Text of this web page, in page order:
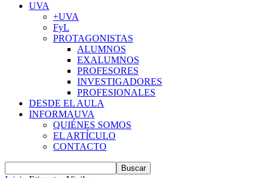
UVA
+UVA
FyL
PROTAGONISTAS
ALUMNOS
EXALUMNOS
PROFESORES
INVESTIGADORES
PROFESIONALES
DESDE EL AULA
INFORMAUVA
QUIÉNES SOMOS
EL ARTÍCULO
CONTACTO